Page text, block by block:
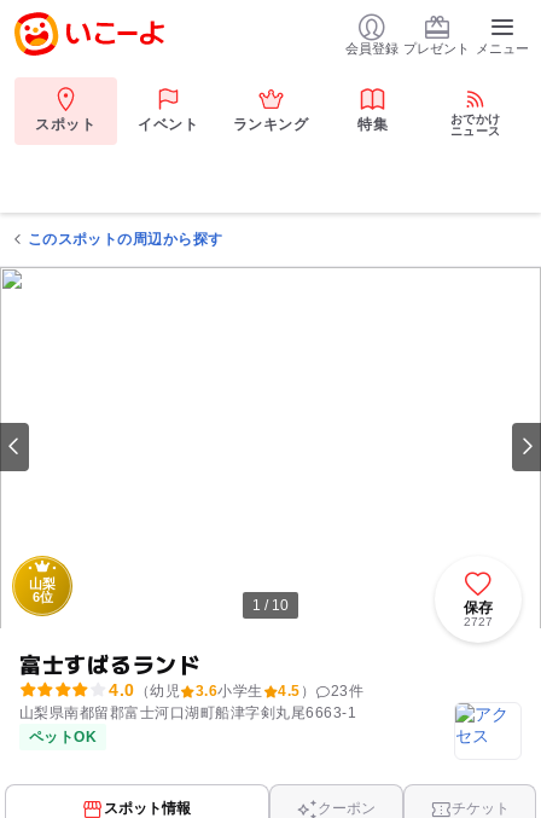
会員登録 プレゼント メニュー
スポット イベント ランキング 特集
おでかけ
ニュース
このスポットの周辺から探す
1 / 10
山梨
6位
富士すばるランド
4.0 （幼児 3.6小学生 4.5 ） 23件
山梨県南都留郡富士河口湖町船津字剣丸尾6663-1
ペットOK
保存
2727
スポット情報 クーポン チケット